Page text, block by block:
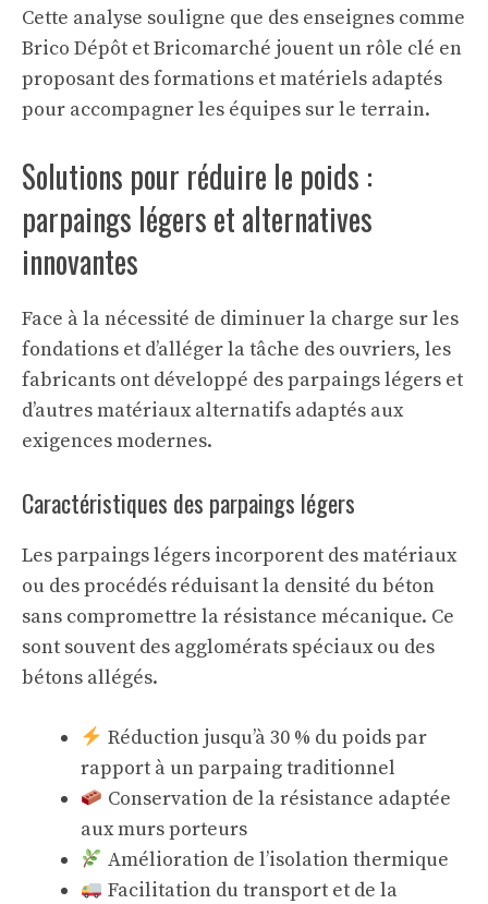
Cette analyse souligne que des enseignes comme
Brico Dépôt et Bricomarché jouent un rôle clé en
proposant des formations et matériels adaptés
pour accompagner les équipes sur le terrain.
Solutions pour réduire le poids :
parpaings légers et alternatives
innovantes
Face à la nécessité de diminuer la charge sur les
fondations et d’alléger la tâche des ouvriers, les
fabricants ont développé des parpaings légers et
d’autres matériaux alternatifs adaptés aux
exigences modernes.
Caractéristiques des parpaings légers
Les parpaings légers incorporent des matériaux
ou des procédés réduisant la densité du béton
sans compromettre la résistance mécanique. Ce
sont souvent des agglomérats spéciaux ou des
bétons allégés.
Réduction jusqu’à 30 % du poids par
rapport à un parpaing traditionnel
Conservation de la résistance adaptée
aux murs porteurs
Amélioration de l’isolation thermique
Facilitation du transport et de la